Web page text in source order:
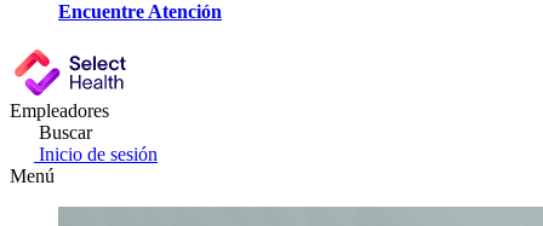
Encuentre Atención
Empleadores
Buscar
Inicio de sesión
Menú